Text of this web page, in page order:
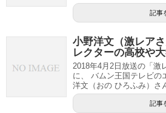
記事
小野洋文（激レア
レクターの高校や
2018年4月2日放送の「激
に、 バムン王国テレビの
洋文（おの ひろふみ）さ
記事